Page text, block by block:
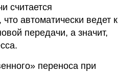
считается
автоматически ведет к
передачи, а значит,
переноса при